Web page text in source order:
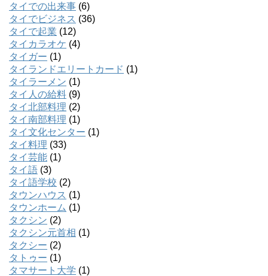
タイでの出来事 (6)
タイでビジネス (36)
タイで起業 (12)
タイカラオケ (4)
タイガー (1)
タイランドエリートカード (1)
タイラーメン (1)
タイ人の給料 (9)
タイ北部料理 (2)
タイ南部料理 (1)
タイ文化センター (1)
タイ料理 (33)
タイ芸能 (1)
タイ語 (3)
タイ語学校 (2)
タウンハウス (1)
タウンホーム (1)
タクシン (2)
タクシン元首相 (1)
タクシー (2)
タトゥー (1)
タマサート大学 (1)